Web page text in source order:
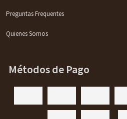
Preguntas Frequentes
Quienes Somos
Métodos de Pago